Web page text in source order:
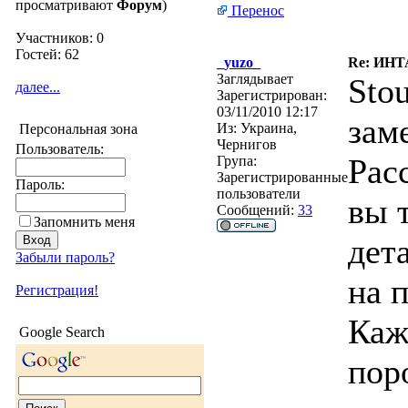
просматривают Форум)
Участников: 0
Гостей: 62
далее...
Персональная зона
Пользователь:
Пароль:
Запомнить меня
Забыли пароль?
Регистрация!
Google Search
Перенос
_yuzo_
Re:
Заглядывает
Зарегистрирован:
03/11/2010 12:17
Из: Украина,
Чернигов
Група:
Зарегистрированные
пользователи
Сообщений: 33
вы
на